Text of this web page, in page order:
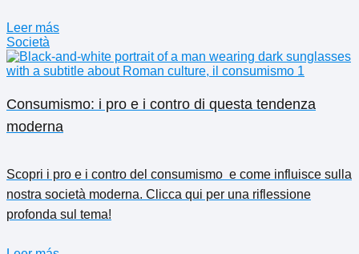
Leer más
Società
Consumismo: i pro e i contro di questa tendenza
moderna
Scopri i pro e i contro del consumismo ️ e come influisce sulla
nostra società moderna. Clicca qui per una riflessione
profonda sul tema!